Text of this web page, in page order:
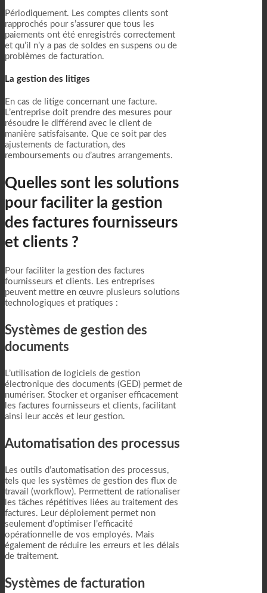
Périodiquement. Les comptes clients sont
rapprochés pour s’assurer que tous les
paiements ont été enregistrés correctement
et qu’il n’y a pas de soldes en suspens ou de
problèmes de facturation.
La gestion des litiges
En cas de litige concernant une facture.
L’entreprise doit prendre des mesures pour
résoudre le différend avec le client de
manière satisfaisante. Que ce soit par des
ajustements de facturation, des
remboursements ou d’autres arrangements.
Quelles sont les solutions
pour faciliter la gestion
des factures fournisseurs
et clients ?
Pour faciliter la gestion des factures
fournisseurs et clients. Les entreprises
peuvent mettre en œuvre plusieurs solutions
technologiques et pratiques :
Systèmes de gestion des
documents
L’utilisation de logiciels de gestion
électronique des documents (GED) permet de
numériser. Stocker et organiser efficacement
les factures fournisseurs et clients, facilitant
ainsi leur accès et leur gestion.
Automatisation des processus
Les outils d’automatisation des processus,
tels que les systèmes de gestion des flux de
travail (workflow). Permettent de rationaliser
les tâches répétitives liées au traitement des
factures. Leur déploiement permet non
seulement d’optimiser l’efficacité
opérationnelle de vos employés. Mais
également de réduire les erreurs et les délais
de traitement.
Systèmes de facturation